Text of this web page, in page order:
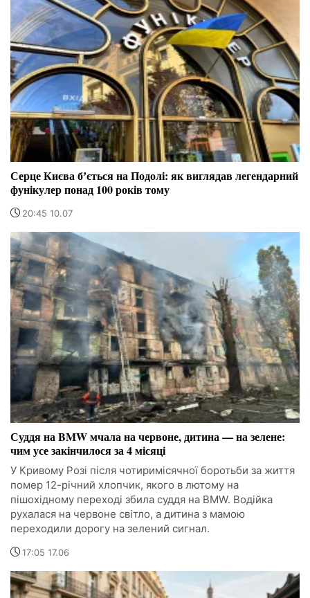
Серце Києва бʼється на Подолі: як виглядав легендарний
фунікулер понад 100 років тому
20:45 10.07
Суддя на BMW мчала на червоне, дитина — на зелене:
чим усе закінчилося за 4 місяці
У Кривому Розі після чотиримісячної боротьби за життя
помер 12-річний хлопчик, якого в лютому на
пішохідному переході збила суддя на BMW. Водійка
рухалася на червоне світло, а дитина з мамою
переходили дорогу на зелений сигнал.
17:05 17.06